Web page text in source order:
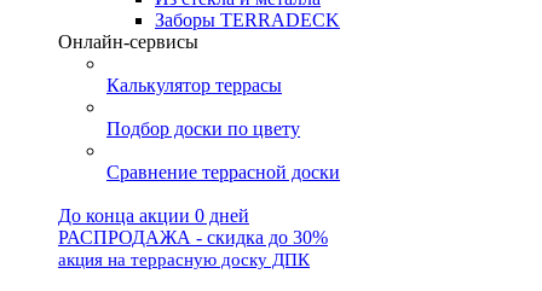
Заборы TERRADECK
Онлайн-сервисы
Калькулятор террасы
Подбор доски по цвету
Сравнение террасной доски
До конца акции 0 дней
РАСПРОДАЖА - скидка до 30%
акция на террасную доску ДПК